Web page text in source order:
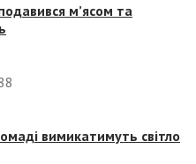
м’ясом та
вимикатимуть світло